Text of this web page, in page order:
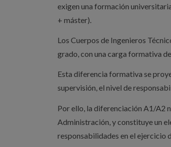
exigen una formación
+ máster).
Los Cuerpos de Ingenieros
grado, con una carga formativa
Esta diferencia formativa se
supervisión, el nivel de
Por ello, la diferenciación A1/A2
Administración, y constituye un
responsabilidades en el ejercicio